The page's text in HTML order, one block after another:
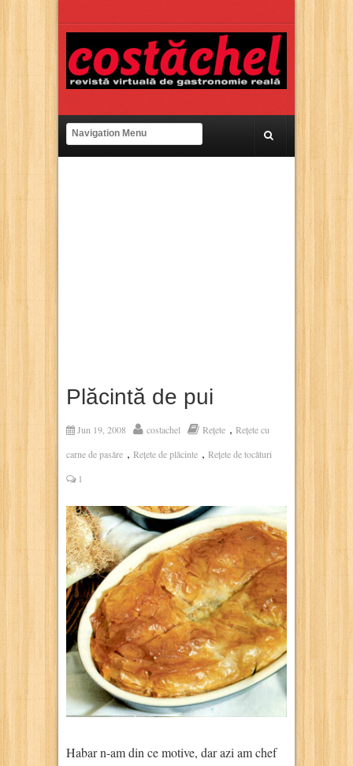
Plăcintă de pui
Jun 19, 2008 costachel Rețete , Rețete cu
carne de pasăre , Rețete de plăcinte , Rețete de tocături
1
Habar n-am din ce motive, dar azi am chef